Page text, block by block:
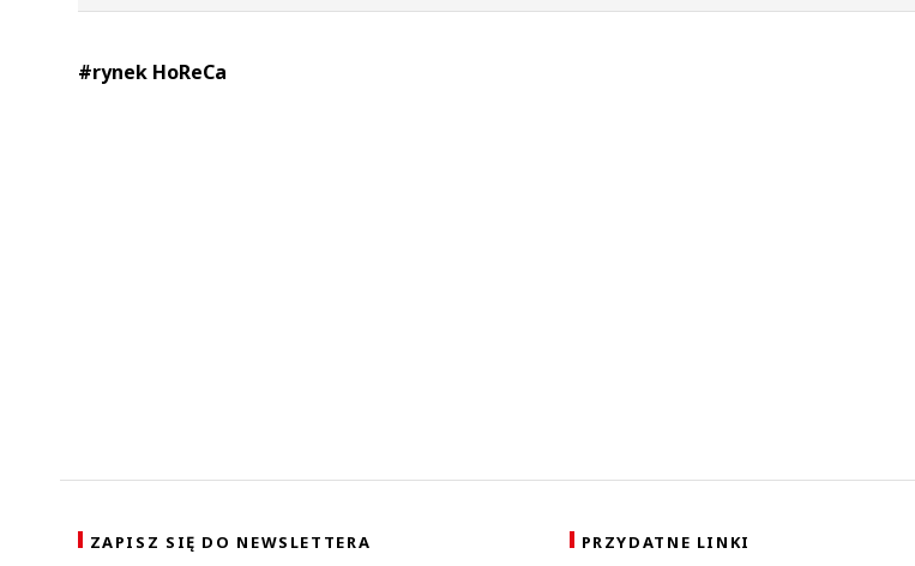
#rynek HoReCa
ZAPISZ SIĘ DO NEWSLETTERA PRZYDATNE LINKI